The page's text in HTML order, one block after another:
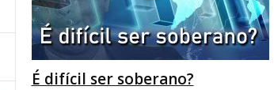
É difícil ser soberano?